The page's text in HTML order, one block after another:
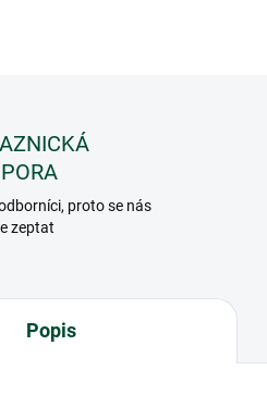
proto se nás
zeptat
Popis